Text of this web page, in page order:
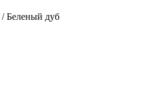
/ Беленый дуб